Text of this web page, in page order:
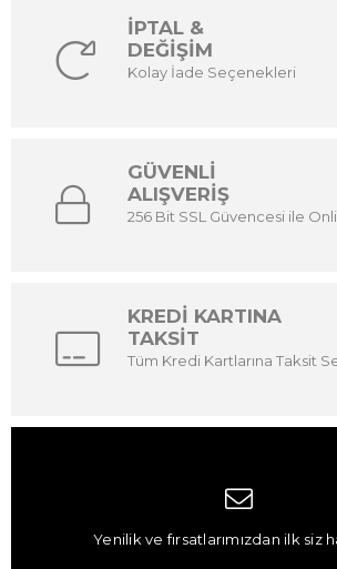
İPTAL &
DEĞİŞİM
Kolay İade Seçenekleri
GÜVENLİ
ALIŞVERİŞ
256 Bit SSL Güvencesi ile
KREDİ KARTINA
TAKSİT
Tüm Kredi Kartlarına Taksit
Yenilik ve fırsatlarımızdan ilk siz